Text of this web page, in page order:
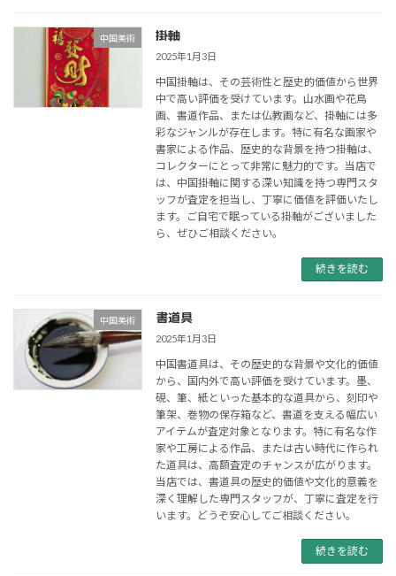
中国美術 掛軸
2025年1月3日
中国掛軸は、その芸術性と歴史的価値から世界
中で高い評価を受けています。山水画や花鳥
画、書道作品、または仏教画など、掛軸には多
彩なジャンルが存在します。特に有名な画家や
書家による作品、歴史的な背景を持つ掛軸は、
コレクターにとって非常に魅力的です。当店で
は、中国掛軸に関する深い知識を持つ専門スタ
ッフが査定を担当し、丁寧に価値を評価いたし
ます。ご自宅で眠っている掛軸がございました
ら、ぜひご相談ください。
続きを読む
中国美術 書道具
2025年1月3日
中国書道具は、その歴史的な背景や文化的価値
から、国内外で高い評価を受けています。墨、
硯、筆、紙といった基本的な道具から、刻印や
筆架、巻物の保存箱など、書道を支える幅広い
アイテムが査定対象となります。特に有名な作
家や工房による作品、または古い時代に作られ
た道具は、高額査定のチャンスが広がります。
当店では、書道具の歴史的価値や文化的意義を
深く理解した専門スタッフが、丁寧に査定を行
います。どうぞ安心してご相談ください。
続きを読む